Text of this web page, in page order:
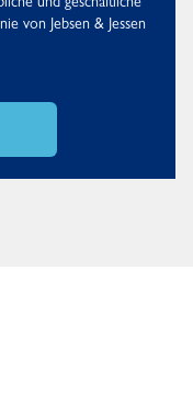
und geschäftliche
von Jebsen & Jessen